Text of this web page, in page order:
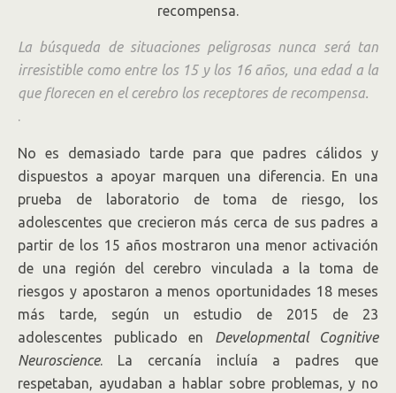
La búsqueda de situaciones peligrosas nunca será tan
irresistible como entre los 15 y los 16 años, una edad a la
que florecen en el cerebro los receptores de recompensa.
.
No es demasiado tarde para que padres cálidos y
dispuestos a apoyar marquen una diferencia. En una
prueba de laboratorio de toma de riesgo, los
adolescentes que crecieron más cerca de sus padres a
partir de los 15 años mostraron una menor activación
de una región del cerebro vinculada a la toma de
riesgos y apostaron a menos oportunidades 18 meses
más tarde, según un estudio de 2015 de 23
adolescentes publicado en Developmental Cognitive
Neuroscience. La cercanía incluía a padres que
respetaban, ayudaban a hablar sobre problemas, y no